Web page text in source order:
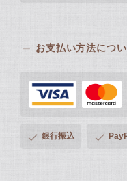
お支払い方法につ
銀行振込